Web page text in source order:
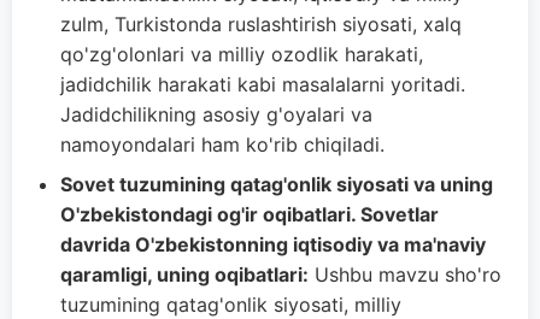
zulm, Turkistonda ruslashtirish siyosati, xalq
qo'zg'olonlari va milliy ozodlik harakati,
jadidchilik harakati kabi masalalarni yoritadi.
Jadidchilikning asosiy g'oyalari va
namoyondalari ham ko'rib chiqiladi.
Sovet tuzumining qatag'onlik siyosati va uning
O'zbekistondagi og'ir oqibatlari. Sovetlar
davrida O'zbekistonning iqtisodiy va ma'naviy
qaramligi, uning oqibatlari: Ushbu mavzu sho'ro
tuzumining qatag'onlik siyosati, milliy